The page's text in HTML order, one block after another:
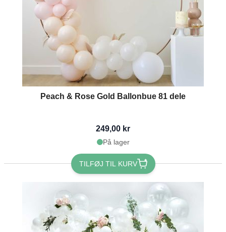
Peach & Rose Gold Ballonbue 81 dele
249,00 kr
På lager
TILFØJ TIL KURV